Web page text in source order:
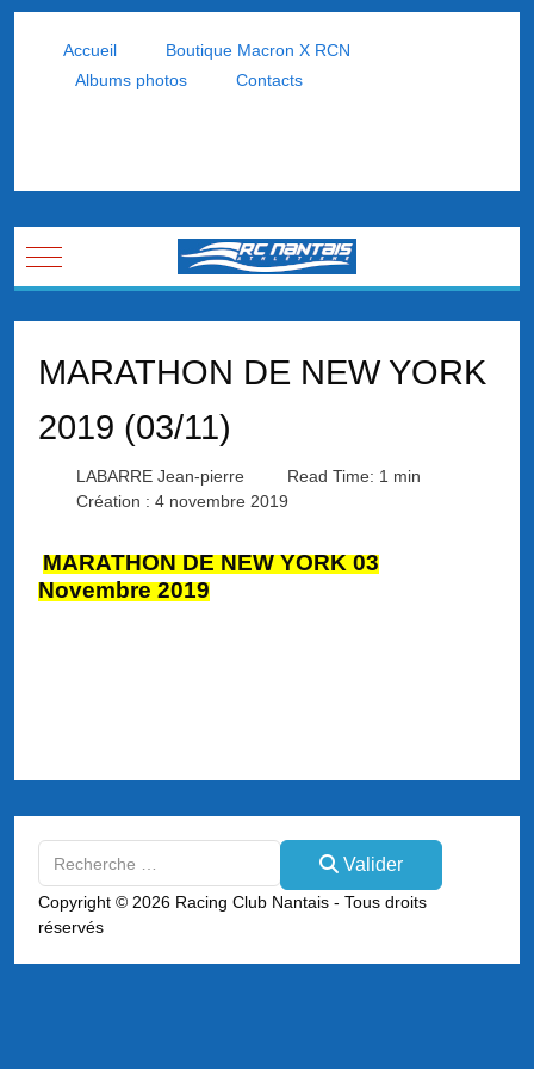
Accueil
Boutique Macron X RCN
Albums photos
Contacts
Mobile Menu Toggle
MARATHON DE NEW YORK
2019 (03/11)
LABARRE Jean-pierre
Read Time: 1 min
Création : 4 novembre 2019
MARATHON DE NEW YORK 03
Novembre 2019
Type 2 or more characters for results.
Valider
Copyright © 2026 Racing Club Nantais - Tous droits
réservés